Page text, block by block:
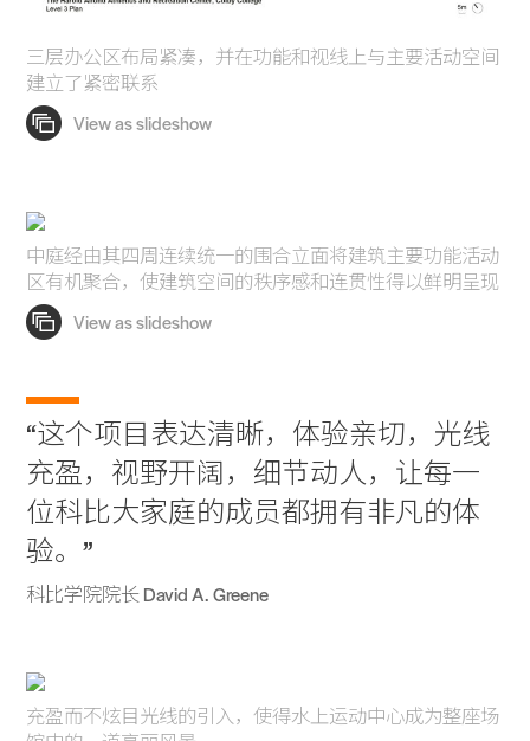
三层办公区布局紧凑，并在功能和视线上与主要活动空间
建立了紧密联系
中庭经由其四周连续统一的围合立面将建筑主要功能活动
区有机聚合，使建筑空间的秩序感和连贯性得以鲜明呈现
“这个项目表达清晰，体验亲切，光线
充盈，视野开阔，细节动人，让每一
位科比大家庭的成员都拥有非凡的体
验。”
科比学院院长 David A. Greene
充盈而不炫目光线的引入，使得水上运动中心成为整座场